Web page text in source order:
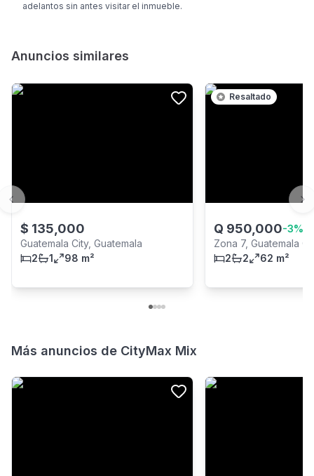
adelantos sin antes visitar el inmueble.
Anuncios similares
$ 135,000
Guatemala City, Guatemala
2
1 98 m²
Resaltado
Q 950,000-3%
Zona 7, Guatemala
2
2 62 m²
Previous slide
Más anuncios de CityMax Mix